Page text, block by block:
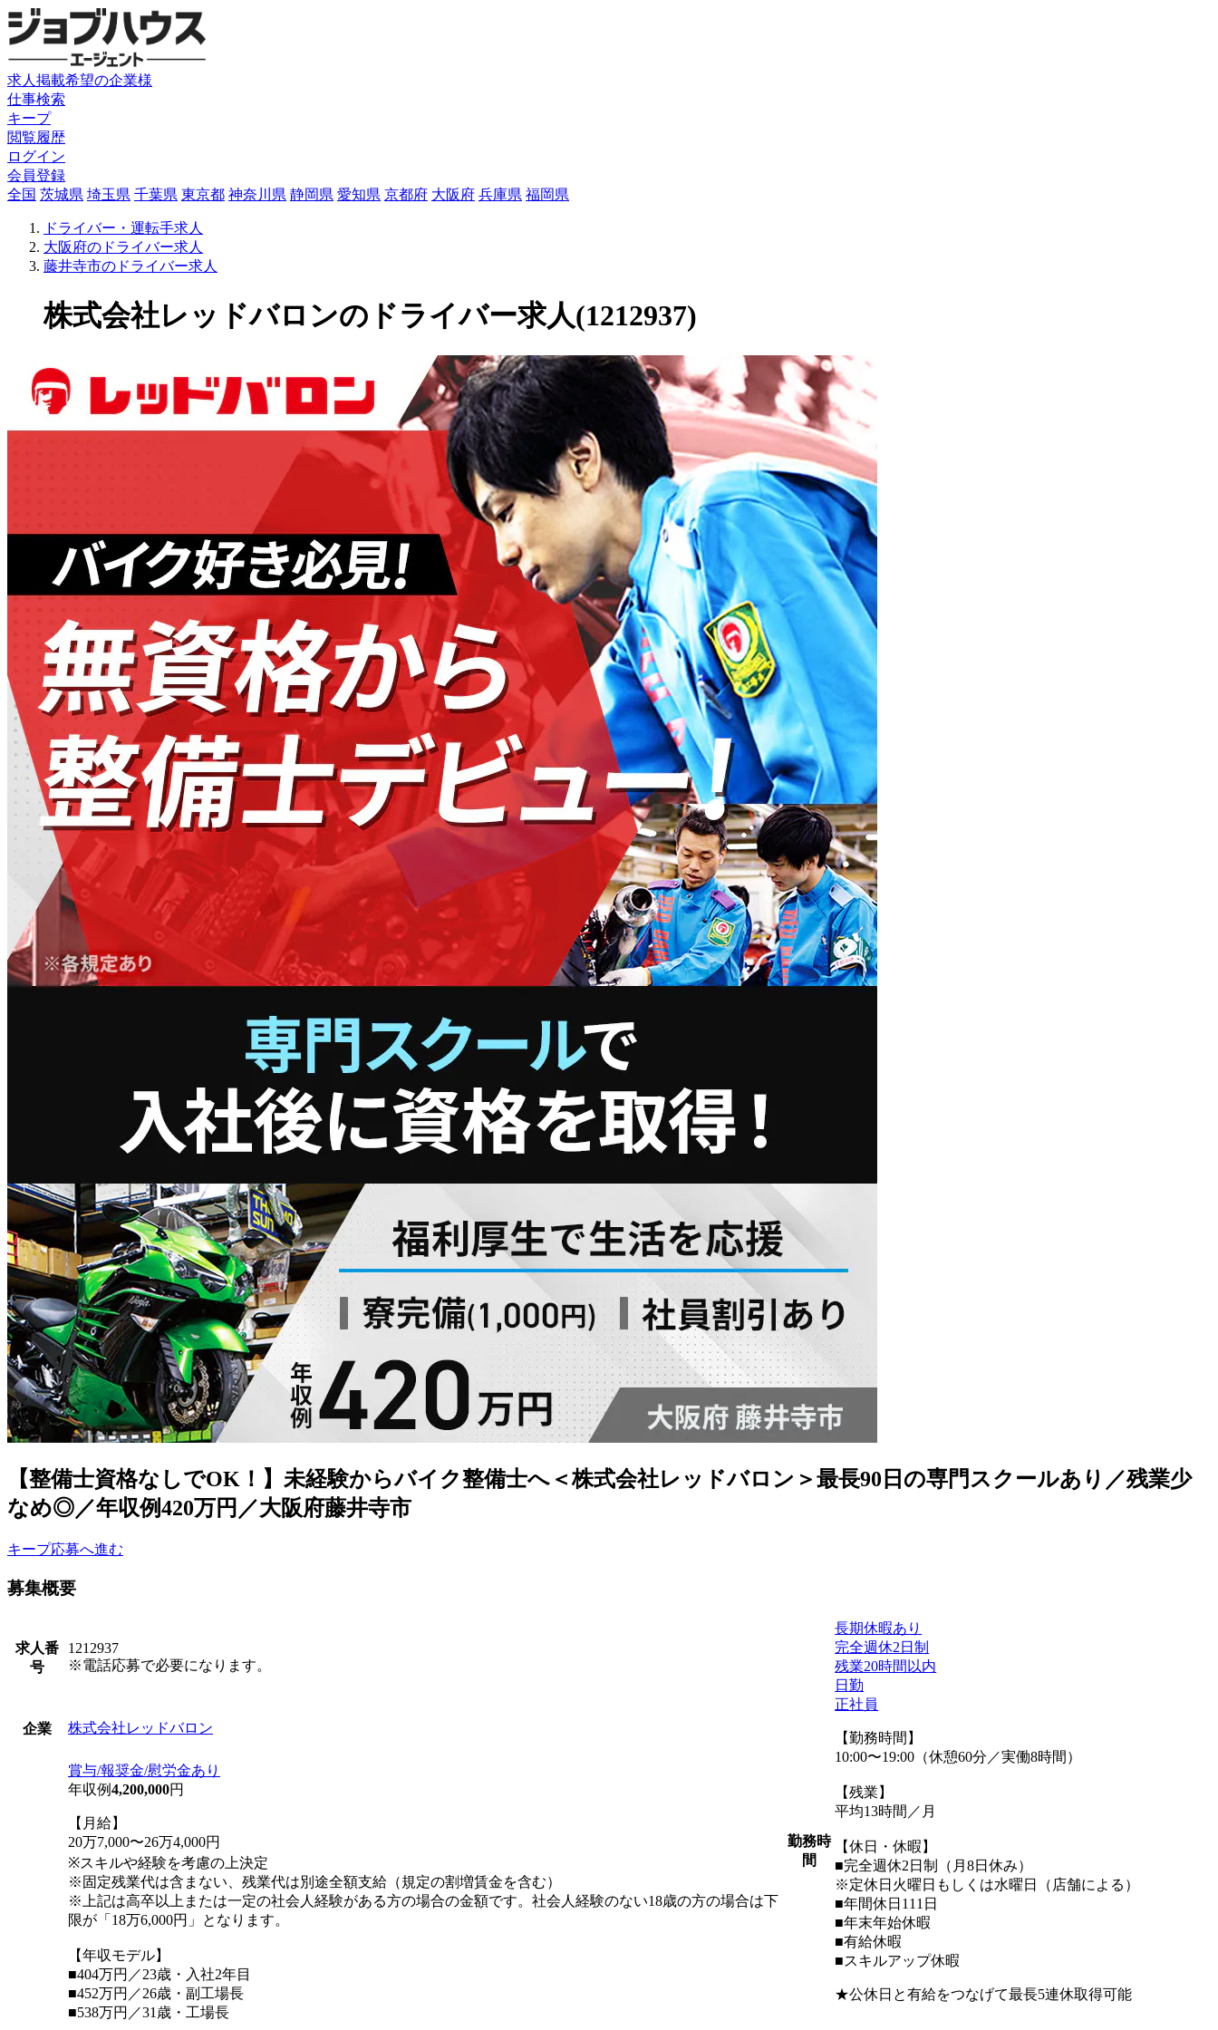
求人掲載希望の企業様
仕事検索
キープ
閲覧履歴
ログイン
会員登録
全国 茨城県 埼玉県 千葉県 東京都 神奈川県 静岡県 愛知県 京都府 大阪府 兵庫県 福岡県
ドライバー・運転手求人
大阪府のドライバー求人
藤井寺市のドライバー求人
株式会社レッドバロンのドライバー求人(1212937)
【整備士資格なしでOK！】未経験からバイク整備士へ＜株式会社レッドバロン＞最長90日の専門スクールあり／残業少
なめ◎／年収例420万円／大阪府藤井寺市
キープ応募へ進む
募集概要
求人番
号
1212937
※電話応募で必要になります。
企業 株式会社レッドバロン
賞与/報奨金/慰労金あり
年収例4,200,000円
【月給】
20万7,000〜26万4,000円
※スキルや経験を考慮の上決定
※固定残業代は含まない、残業代は別途全額支給（規定の割増賃金を含む）
※上記は高卒以上または一定の社会人経験がある方の場合の金額です。社会人経験のない18歳の方の場合は下
限が「18万6,000円」となります。
【年収モデル】
■404万円／23歳・入社2年目
■452万円／26歳・副工場長
■538万円／31歳・工場長
勤務時
間
長期休暇あり
完全週休2日制
残業20時間以内
日勤
正社員
【勤務時間】
10:00〜19:00（休憩60分／実働8時間）
【残業】
平均13時間／月
【休日・休暇】
■完全週休2日制（月8日休み）
※定休日火曜日もしくは水曜日（店舗による）
■年間休日111日
■年末年始休暇
■有給休暇
■スキルアップ休暇
★公休日と有給をつなげて最長5連休取得可能